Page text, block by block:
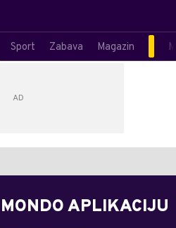
Sport Zabava Magazin
APLIKACIJU